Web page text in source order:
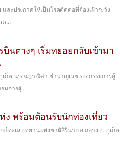
ะประกาศให้เป็นโรคติดต่อที่ต้องเฝ้าระวัง
ด...
นต่างๆ เริ่มทยอยกลับเข้ามา
ก็ต นางฉฎาณิศา ชำนาญเวช รองกรรมการผู้
มการผู้...
ง พร้อมต้อนรับนักท่องเที่ยว
ทะเล อุทยานแห่งชาติสิรินาถ อ.ถลาง จ. ภูเก็ต